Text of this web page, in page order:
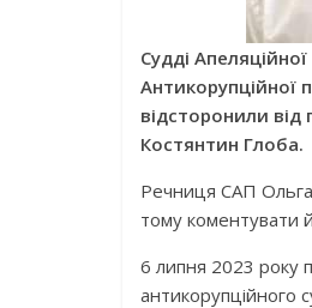
Судді
Антикорупційної
відсторонили
Костянтин Глоба.
Речниця САП
тому коментувати
6 липня 2023 року
антикорупційного